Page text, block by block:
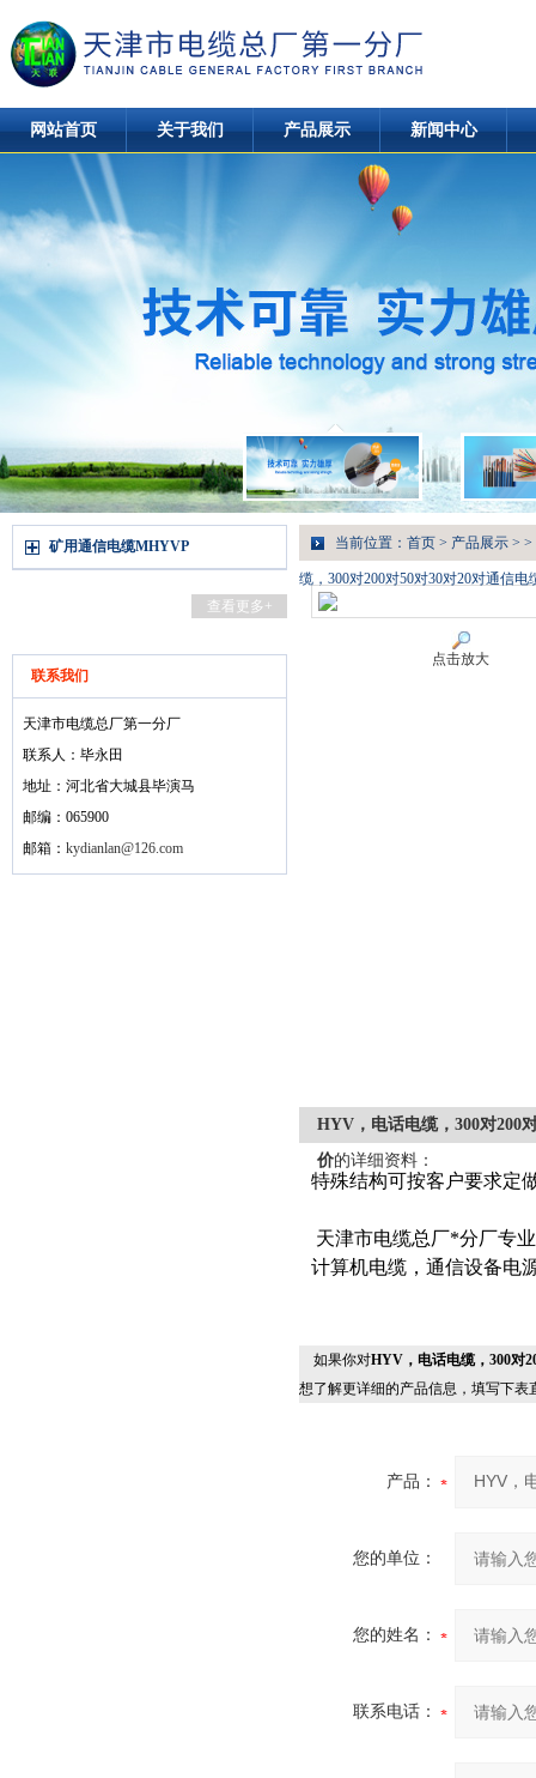
网站首页 关于我们 产品展示 新闻中心
矿用通信电缆MHYVP
查看更多+
联系我们
天津市电缆总厂第一分厂
联系人：毕永田
地址：河北省大城县毕演马
邮编：065900
邮箱： kydianlan@126.com
当前位置： 首页 > 产品展示 > >
缆，300对200对50对30对20对通信电
点击放大
HYV，电话电缆，300对200
价的详细资料：
特殊结构可按客户要求定
天津市电缆总厂*分厂专
计算机电缆，通信设备电
如果你对HYV，电话电缆，300对
想了解更详细的产品信息，填写下表
产品：
您的单位：
您的姓名：
联系电话：